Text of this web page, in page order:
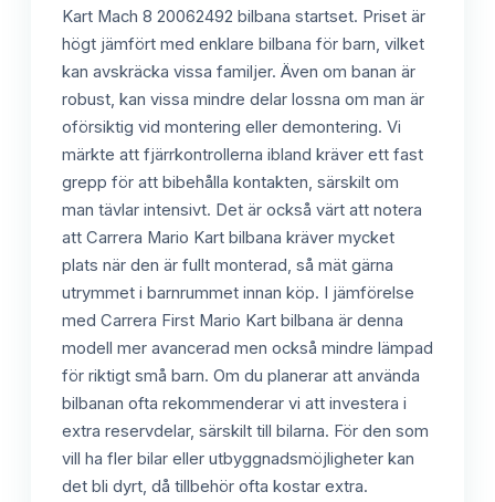
Kart Mach 8 20062492 bilbana startset. Priset är
högt jämfört med enklare bilbana för barn, vilket
kan avskräcka vissa familjer. Även om banan är
robust, kan vissa mindre delar lossna om man är
oförsiktig vid montering eller demontering. Vi
märkte att fjärrkontrollerna ibland kräver ett fast
grepp för att bibehålla kontakten, särskilt om
man tävlar intensivt. Det är också värt att notera
att Carrera Mario Kart bilbana kräver mycket
plats när den är fullt monterad, så mät gärna
utrymmet i barnrummet innan köp. I jämförelse
med Carrera First Mario Kart bilbana är denna
modell mer avancerad men också mindre lämpad
för riktigt små barn. Om du planerar att använda
bilbanan ofta rekommenderar vi att investera i
extra reservdelar, särskilt till bilarna. För den som
vill ha fler bilar eller utbyggnadsmöjligheter kan
det bli dyrt, då tillbehör ofta kostar extra.